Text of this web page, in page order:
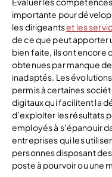
importante pour
les dirigeantset les
de ce que peut apporter
bien faite, ils ont encore
obtenues par manque
inadaptés. Les
permis à certaines
digitaux qui facilitent la
d’exploiter les résultats
employés à s’épanouir
entreprises qui les
personnes disposant
poste à pourvoir ou une